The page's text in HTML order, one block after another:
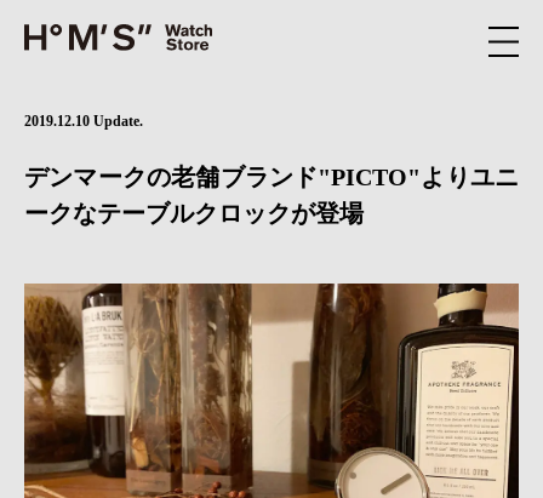
2019.12.10 Update.
デンマークの老舗ブランド"PICTO"よりユニ
ークなテーブルクロックが登場